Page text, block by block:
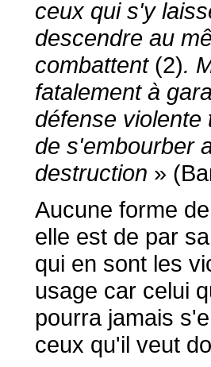
ceux qui s'y
descendre au
combattent (2).
fatalement à
défense violente
de s'embourber
destruction »
Aucune forme
elle est de par
qui en sont les
usage car celui
pourra jamais
ceux qu'il veut